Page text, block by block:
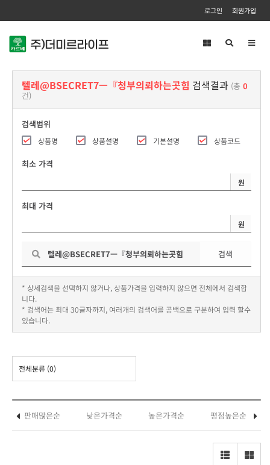
로그인 회원가입
텔레@BSECRET7ㅡ『청부의뢰하는곳힘 검색결과 (총 0
건)
검색범위
상품명 상품설명 기본설명 상품코드
최소 가격
원
최대 가격
원
검색
* 상세검색을 선택하지 않거나, 상품가격을 입력하지 않으면 전체에서 검색합
니다.
* 검색어는 최대 30글자까지, 여러개의 검색어를 공백으로 구분하여 입력 할수
있습니다.
전체분류 (0)
판매많은순 낮은가격순 높은가격순 평점높은순